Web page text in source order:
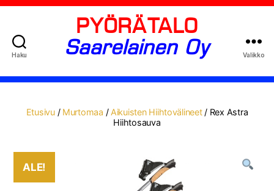
Haku
PYÖRÄTALO
Saarelainen Oy
Valikko
Etusivu/ Murtomaa / Aikuisten Hiihtovälineet/ Rex Astra
Hiihtosauva
ALE!